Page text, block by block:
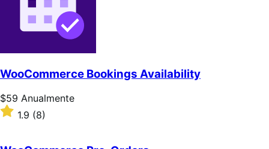
estrelas
WooCommerce Bookings Availability
Preço:
$59
Anualmente
$59 Anualmente
Classificado
com
de
1.9 (8)